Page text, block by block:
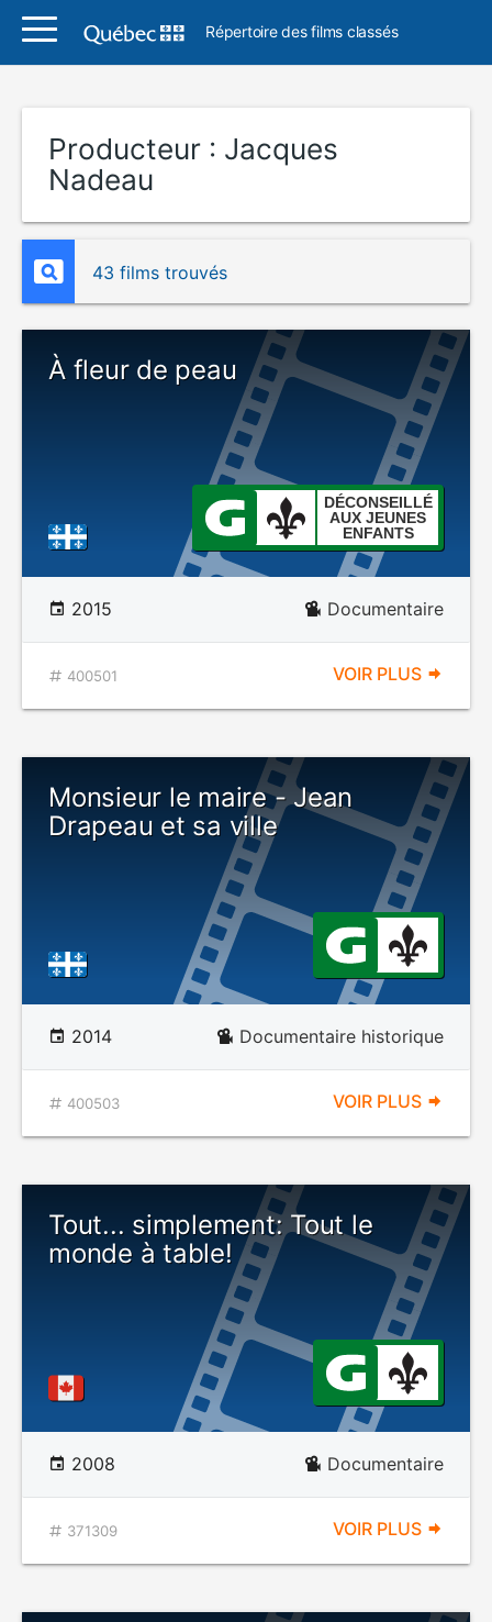
Répertoire des films classés
Producteur : Jacques
Nadeau
43 films trouvés
À fleur de peau
DÉCONSEILLÉ
AUX JEUNES
ENFANTS
2015 Documentaire
400501 VOIR PLUS
Monsieur le maire - Jean
Drapeau et sa ville
2014 Documentaire historique
400503 VOIR PLUS
Tout... simplement: Tout le
monde à table!
2008 Documentaire
371309 VOIR PLUS